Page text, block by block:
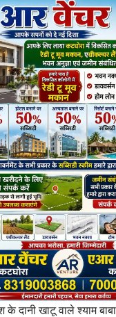
के दानी खाटू वाले श्याम